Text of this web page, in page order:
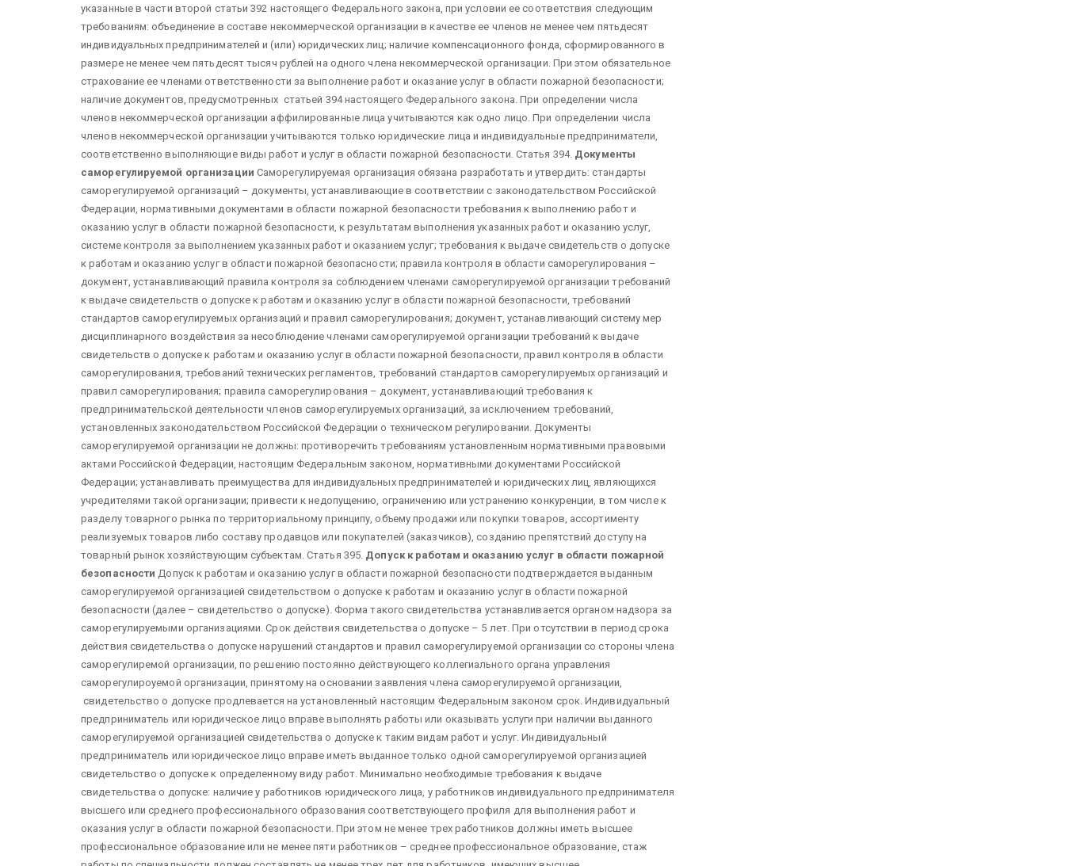
указанные в части второй статьи 392 настоящего Федерального закона, при условии ее соответствия следующим
требованиям: объединение в составе некоммерческой организации в качестве ее членов не менее чем пятьдесят
индивидуальных предпринимателей и (или) юридических лиц; наличие компенсационного фонда, сформированного в
размере не менее чем пятьдесят тысяч рублей на одного члена некоммерческой организации. При этом обязательное
страхование ее членами ответственности за выполнение работ и оказание услуг в области пожарной безопасности;
наличие документов, предусмотренных статьей 394 настоящего Федерального закона. При определении числа
членов некоммерческой организации аффилированные лица учитываются как одно лицо. При определении числа
членов некоммерческой организации учитываются только юридические лица и индивидуальные предприниматели,
соответственно выполняющие виды работ и услуг в области пожарной безопасности. Статья 394. Документы
саморегулируемой организации Саморегулируемая организация обязана разработать и утвердить: стандарты
саморегулируемой организаций – документы, устанавливающие в соответствии с законодательством Российской
Федерации, нормативными документами в области пожарной безопасности требования к выполнению работ и
оказанию услуг в области пожарной безопасности, к результатам выполнения указанных работ и оказанию услуг,
системе контроля за выполнением указанных работ и оказанием услуг; требования к выдаче свидетельств о допуске
к работам и оказанию услуг в области пожарной безопасности; правила контроля в области саморегулирования –
документ, устанавливающий правила контроля за соблюдением членами саморегулируемой организации требований
к выдаче свидетельств о допуске к работам и оказанию услуг в области пожарной безопасности, требований
стандартов саморегулируемых организаций и правил саморегулирования; документ, устанавливающий систему мер
дисциплинарного воздействия за несоблюдение членами саморегулируемой организации требований к выдаче
свидетельств о допуске к работам и оказанию услуг в области пожарной безопасности, правил контроля в области
саморегулирования, требований технических регламентов, требований стандартов саморегулируемых организаций и
правил саморегулирования; правила саморегулирования – документ, устанавливающий требования к
предпринимательской деятельности членов саморегулируемых организаций, за исключением требований,
установленных законодательством Российской Федерации о техническом регулировании. Документы
саморегулируемой организации не должны: противоречить требованиям установленным нормативными правовыми
актами Российской Федерации, настоящим Федеральным законом, нормативными документами Российской
Федерации; устанавливать преимущества для индивидуальных предпринимателей и юридических лиц, являющихся
учредителями такой организации; привести к недопущению, ограничению или устранению конкуренции, в том числе к
разделу товарного рынка по территориальному принципу, объему продажи или покупки товаров, ассортименту
реализуемых товаров либо составу продавцов или покупателей (заказчиков), созданию препятствий доступу на
товарный рынок хозяйствующим субъектам. Статья 395. Допуск к работам и оказанию услуг в области пожарной
безопасности Допуск к работам и оказанию услуг в области пожарной безопасности подтверждается выданным
саморегулируемой организацией свидетельством о допуске к работам и оказанию услуг в области пожарной
безопасности (далее – свидетельство о допуске). Форма такого свидетельства устанавливается органом надзора за
саморегулируемыми организациями. Срок действия свидетельства о допуске – 5 лет. При отсутствии в период срока
действия свидетельства о допуске нарушений стандартов и правил саморегулируемой организации со стороны члена
саморегулиремой организации, по решению постоянно действующего коллегиального органа управления
саморегулироуемой организации, принятому на основании заявления члена саморегулируемой организации,
свидетельство о допуске продлевается на установленный настоящим Федеральным законом срок. Индивидуальный
предприниматель или юридическое лицо вправе выполнять работы или оказывать услуги при наличии выданного
саморегулируемой организацией свидетельства о допуске к таким видам работ и услуг. Индивидуальный
предприниматель или юридическое лицо вправе иметь выданное только одной саморегулируемой организацией
свидетельство о допуске к определенному виду работ. Минимально необходимые требования к выдаче
свидетельства о допуске: наличие у работников юридического лица, у работников индивидуального предпринимателя
высшего или среднего профессионального образования соответствующего профиля для выполнения работ и
оказания услуг в области пожарной безопасности. При этом не менее трех работников должны иметь высшее
профессиональное образование или не менее пяти работников – среднее профессиональное образование, стаж